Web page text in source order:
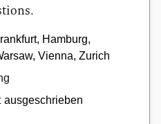
Hamburg,
Vienna, Zurich
ausgeschrieben